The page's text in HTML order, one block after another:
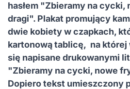
hasłem "Zbieramy na cycki,
dragi". Plakat promujący
dwie kobiety w czapkach,
kartonową tablicę, na której
się napisane drukowanymi
"Zbieramy na cycki, nowe
Dopiero tekst umieszczony